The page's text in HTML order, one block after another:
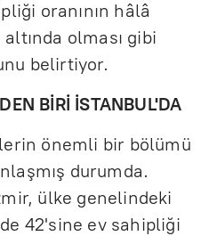
oranının hâlâ
olması gibi
belirtiyor.
BİRİ İSTANBUL'DA
önemli bir bölümü
durumda.
ülke genelindeki
42'sine ev sahipliği